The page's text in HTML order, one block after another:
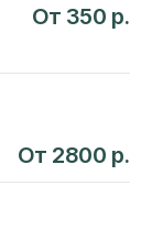
От 350 р.
От 2800 р.